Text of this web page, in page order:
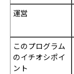
運営
このプログラム
のイチオシポイ
ント